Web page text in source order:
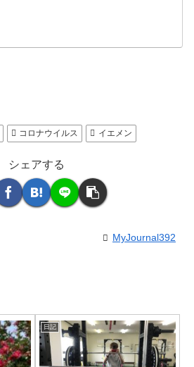
コロナウイルス イエメン
シェアする
MyJournal392
日記